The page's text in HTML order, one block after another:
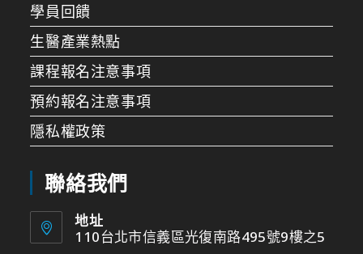
學員回饋
生醫產業熱點
課程報名注意事項
預約報名注意事項
隱私權政策
聯絡我們
地址
110台北市信義區光復南路495號9樓之5